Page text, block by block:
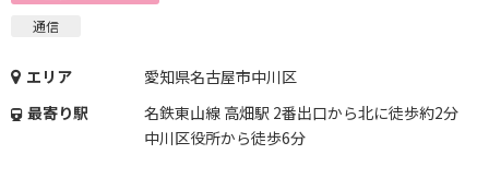
通信
エリア
愛知県名古屋市中川区
最寄り駅
名鉄東山線 高畑駅 2番出口から北に徒歩約2分
中川区役所から徒歩6分